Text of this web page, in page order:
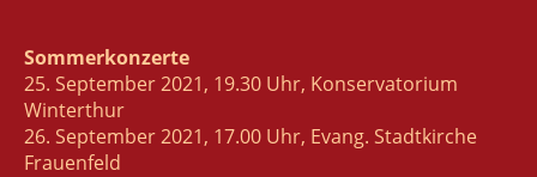
Sommerkonzerte
25. September 2021, 19.30 Uhr, Konservatorium
Winterthur
26. September 2021, 17.00 Uhr, Evang. Stadtkirche
Frauenfeld